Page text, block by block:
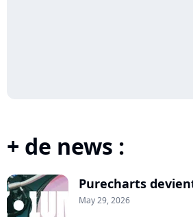
+ de news :
Purecharts
May 29, 2026